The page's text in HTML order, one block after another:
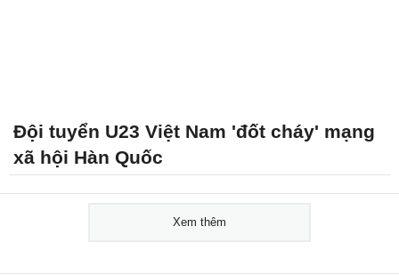
Đội tuyển U23 Việt Nam 'đốt cháy' mạng
xã hội Hàn Quốc
Xem thêm